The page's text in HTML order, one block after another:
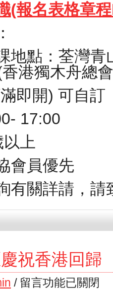
(報名表格章
地點：荃灣青
港獨木舟總
即開) 可自訂
17:00
上
會員優先
有關詳請，請
祝香港回歸
/ 留言功能已關閉